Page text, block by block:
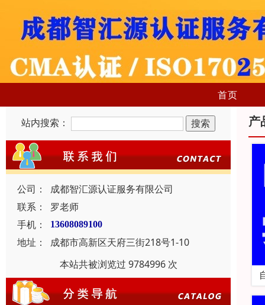
首页
站内搜索：
公司：
成都智汇源认证服务有限公司
联系：
罗老师
手机：
13608089100
地址：
成都市高新区天府三街218号1-10
本站共被浏览过 9784996 次
产